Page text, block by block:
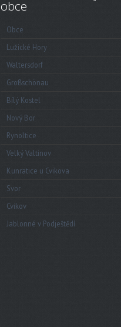
obce
Obce
Lužické Hory
Waltersdorf
Großschönau
Bílý Kostel
Nový Bor
Rynoltice
Velký Valtinov
Kunratice u Cvikova
Svor
Cvikov
Jablonné v Podještědí